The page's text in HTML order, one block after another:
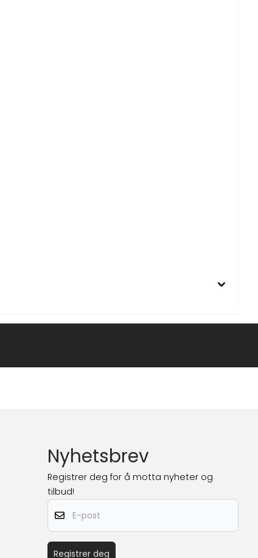
Nyhetsbrev
Registrer deg for å motta nyheter og
tilbud!
E-post
Registrer deg